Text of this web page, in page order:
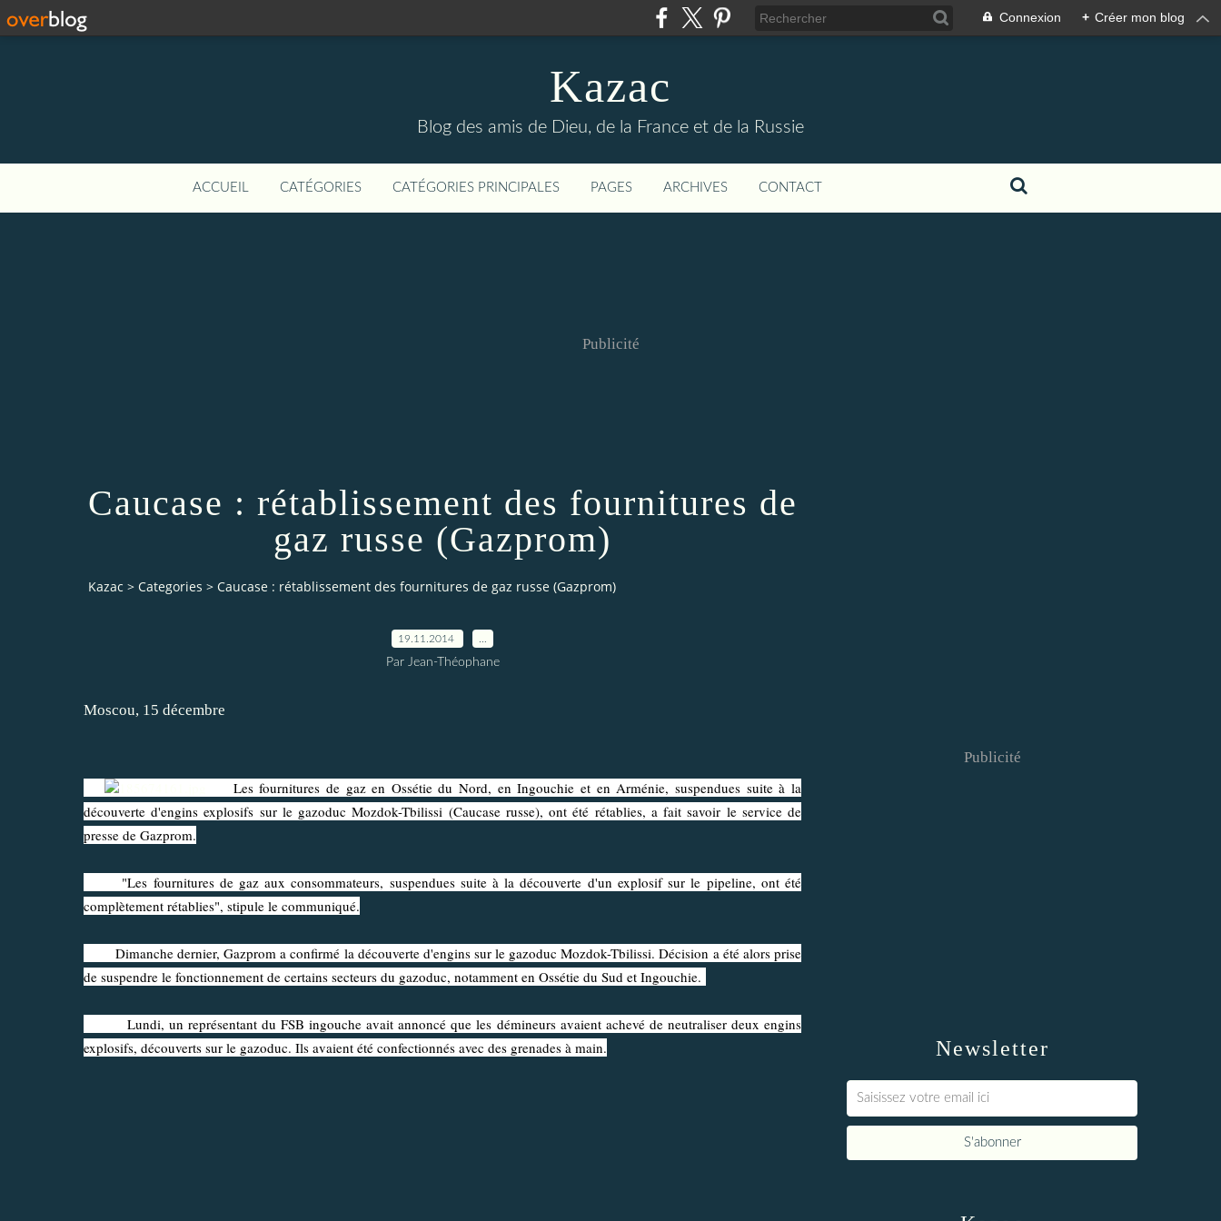
Connexion + Créer mon blog
Kazac
Blog des amis de Dieu, de la France et de la Russie
ACCUEIL CATÉGORIES CATÉGORIES PRINCIPALES PAGES ARCHIVES CONTACT
Publicité
Caucase : rétablissement des fournitures de
gaz russe (Gazprom)
Kazac > Categories > Caucase : rétablissement des fournitures de gaz russe (Gazprom)
19.11.2014
Par Jean-Théophane
Moscou, 15 décembre
Les fournitures de gaz en Ossétie du Nord, en Ingouchie et en Arménie, suspendues suite à la
découverte d'engins explosifs sur le gazoduc Mozdok-Tbilissi (Caucase russe), ont été rétablies, a fait savoir le service de
presse de Gazprom.
"Les fournitures de gaz aux consommateurs, suspendues suite à la découverte d'un explosif sur le pipeline, ont été
complètement rétablies", stipule le communiqué.
Dimanche dernier, Gazprom a confirmé la découverte d'engins sur le gazoduc Mozdok-Tbilissi. Décision a été alors prise
de suspendre le fonctionnement de certains secteurs du gazoduc, notamment en Ossétie du Sud et Ingouchie.
Lundi, un représentant du FSB ingouche avait annoncé que les démineurs avaient achevé de neutraliser deux engins
explosifs, découverts sur le gazoduc. Ils avaient été confectionnés avec des grenades à main.
Newsletter
Publicité